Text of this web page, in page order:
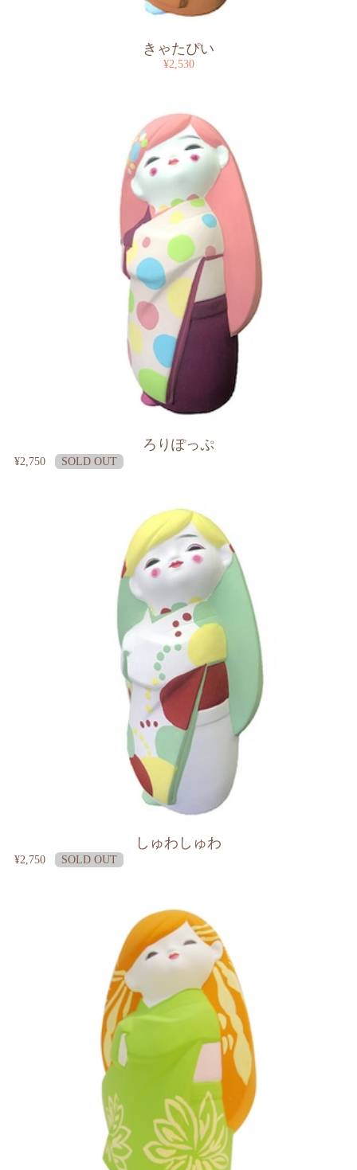
きゃたぴい
¥2,530
ろりぽっぷ
¥2,750 SOLD OUT
しゅわしゅわ
¥2,750 SOLD OUT